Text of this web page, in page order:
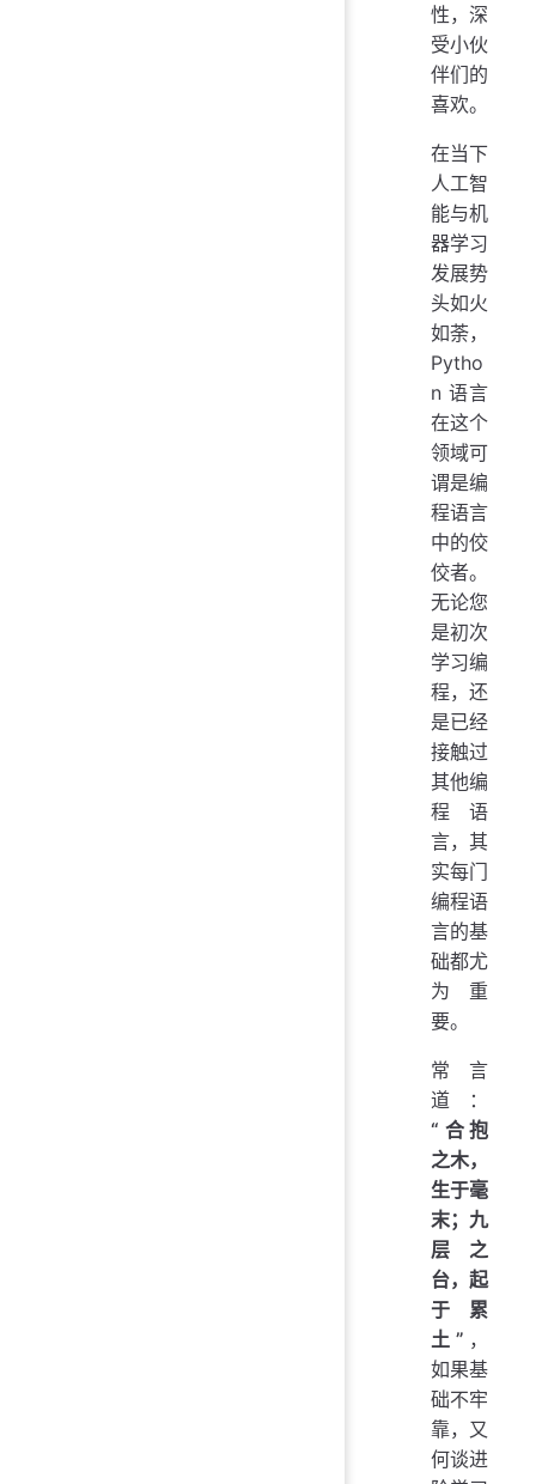
性，深
受小伙
伴们的
喜欢。
在当下
人工智
能与机
器学习
发展势
头如火
如荼，
Pytho
n 语言
在这个
领域可
谓是编
程语言
中的佼
佼者。
无论您
是初次
学习编
程，还
是已经
接触过
其他编
程语
言，其
实每门
编程语
言的基
础都尤
为重
要。
常言
道：
“合抱
之木，
生于毫
末；九
层之
台，起
于累
土” ，
如果基
础不牢
靠，又
何谈进